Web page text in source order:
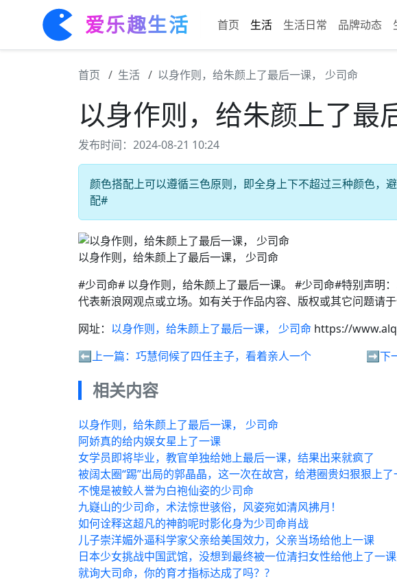
爱乐趣生活 首页 生活 生活日常 品牌动态
首页 生活 以身作则，给朱颜上了最后一课， 少司命
以身作则，给朱颜上了最
发布时间：2024-08-21 10:24
颜色搭配上可以遵循三色原则，即全身上下不超过三种颜色，
配#
以身作则，给朱颜上了最后一课， 少司命
#少司命# 以身作则，给朱颜上了最后一课。 #少司命#特别声明
代表新浪网观点或立场。如有关于作品内容、版权或其它问题请
网址： 以身作则，给朱颜上了最后一课， 少司命 https://
⬅️上一篇： 巧慧伺候了四任主子，看着亲人一个 ➡️下
相关内容
以身作则，给朱颜上了最后一课， 少司命
阿娇真的给内娱女星上了一课
女学员即将毕业，教官单独给她上最后一课，结果出来就疯了
被阔太圈“踢”出局的郭晶晶，这一次在故宫，给港圈贵妇狠狠上了
不愧是被鲛人誉为白袍仙姿的少司命
九嶷山的少司命，术法惊世骇俗，风姿宛如清风拂月！
如何诠释这超凡的神韵呢时影化身为少司命肖战
儿子崇洋媚外逼科学家父亲给美国效力，父亲当场给他上一课
日本少女挑战中国武馆，没想到最终被一位清扫女性给他上了一
就询大司命，你的育才指标达成了吗？?